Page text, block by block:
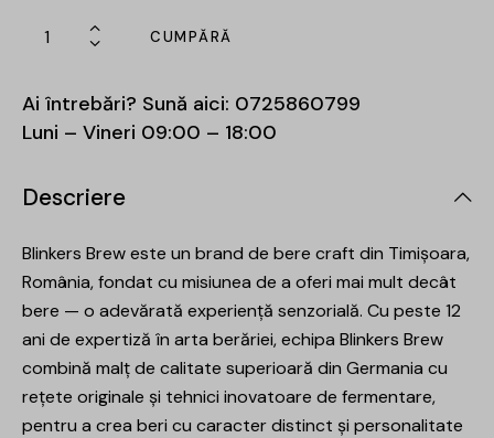
CUMPĂRĂ
Ai întrebări? Sună aici: 0725860799
Luni – Vineri 09:00 – 18:00
Descriere
Blinkers Brew este un brand de bere craft din Timișoara,
România, fondat cu misiunea de a oferi mai mult decât
bere — o adevărată experiență senzorială. Cu peste 12
ani de expertiză în arta berăriei, echipa Blinkers Brew
combină malț de calitate superioară din Germania cu
rețete originale și tehnici inovatoare de fermentare,
pentru a crea beri cu caracter distinct și personalitate